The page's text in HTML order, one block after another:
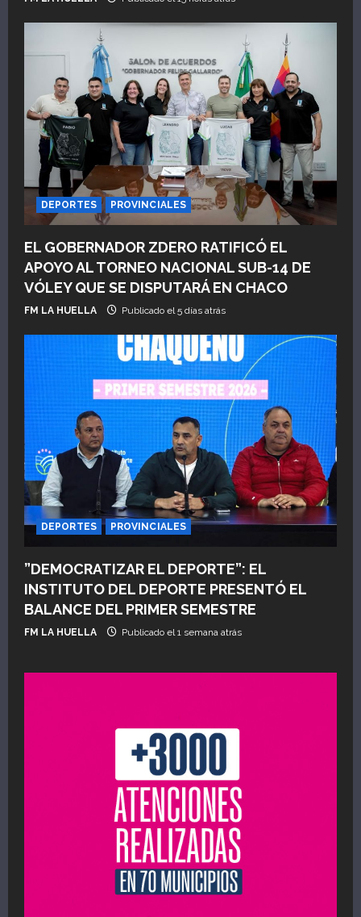
r
a
d
a
DEPORTES PROVINCIALES
EL GOBERNADOR ZDERO RATIFICÓ EL
APOYO AL TORNEO NACIONAL SUB-14 DE
VÓLEY QUE SE DISPUTARÁ EN CHACO
FM LA HUELLA Publicado el 5 días atrás
DEPORTES PROVINCIALES
”DEMOCRATIZAR EL DEPORTE”: EL
INSTITUTO DEL DEPORTE PRESENTÓ EL
BALANCE DEL PRIMER SEMESTRE
FM LA HUELLA Publicado el 1 semana atrás